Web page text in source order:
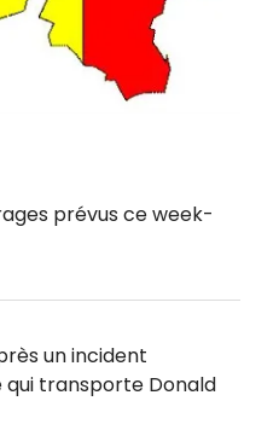
prévus ce week-
un incident
qui transporte Donald